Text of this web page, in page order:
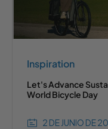
Inspiration
Let's Advance
World Bicycle Day
2 DE JUNIO DE